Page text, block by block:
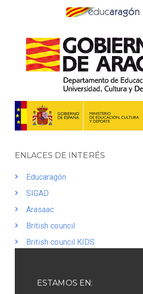
ENLACES DE INTERÉS
Educaragón
SIGAD
Arasaac
British council
British council KIDS
ESTAMOS EN: